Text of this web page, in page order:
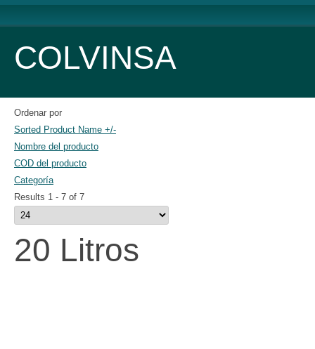
COLVINSA
Ordenar por
Sorted Product Name +/-
Nombre del producto
COD del producto
Categoría
Results 1 - 7 of 7
20 Litros